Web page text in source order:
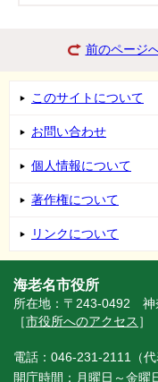
前のページ
このサイトについて
お問い合わせ
個人情報について
著作権について
リンクについて
海老名市役所
所在地：〒243-0492 神
［市役所へのアクセス ］
電話：046-231-2111（代
開庁時間：月曜日～金曜